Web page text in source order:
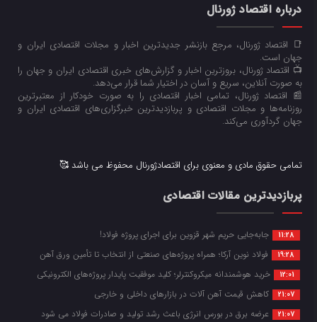
درباره اقتصاد ژورنال
📑 اقتصاد ژورنال، مرجع بازنشر جدیدترین اخبار و مجلات اقتصادی ایران و
جهان است.
📺 اقتصاد ژورنال، بروزترین اخبار و گزارش‌های خبری اقتصادی ایران و جهان را
به صورت آنلاین، سریع و آسان در اختیار شما قرار می‌‌دهد.
📰 اقتصاد ژورنال، تمامی اخبار اقتصادی را به صورت خودکار از معتبرترین
روزنامه‌ها و مجلات اقتصادی و پربازدیدترین خبرگزاری‌های اقتصادی ایران و
جهان گردآوری می‌کند.
تمامی حقوق مادی و معنوی برای اقتصادژورنال محفوظ می باشد 🥰
پربازدیدترین مقالات اقتصادی
11:28 جابه‌جایی حریم شهر قزوین برای اجرای پروژه فولاد!
19:28 فولاد نوین آرکا؛ همراه پروژه‌های صنعتی از انتخاب تا تأمین ورق آهن
12:01 خرید هوشمندانه میکروکنترلر؛ کلید موفقیت پایدار پروژه‌های الکترونیکی
21:07 کاهش قیمت آهن آلات در بازارهای داخلی و خارجی
21:07 عرضه برق در بورس انرژی باعث رشد تولید و صادرات فولاد می شود